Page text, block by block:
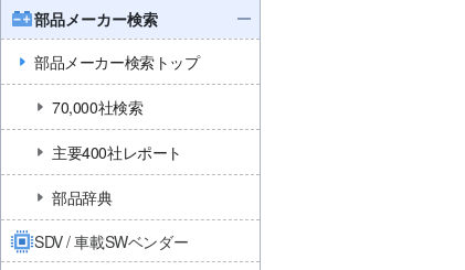
部品メーカー検索
部品メーカー検索トップ
70,000社検索
主要400社レポート
部品辞典
SDV / 車載SWベンダー